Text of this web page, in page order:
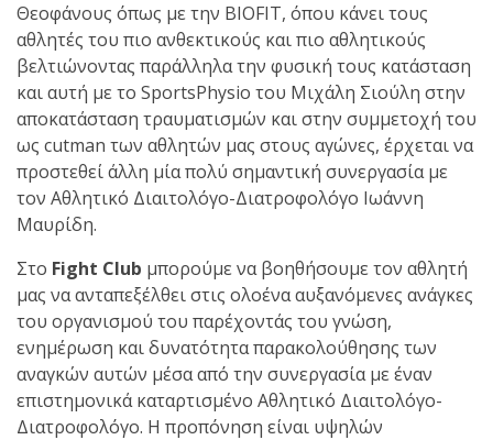
ολοκλήρωσαν με επιτυχία
τις καλοκαιρινές
εξετάσεις έγχρωμων
ζωνών!
Με μεγάλη
επιτυχία
πραγματοποιήθηκε το
κλειστό σεμινάριο
Brazilian Jiu-Jitsu με τον
Grand Master Reyson
Gracie στο Fight Club
Galatsi!
Θεοφάνους όπως με την BIOFIT, όπου κάνει τους
αθλητές του πιο ανθεκτικούς και πιο αθλητικούς
βελτιώνοντας παράλληλα την φυσική τους κατάσταση
και αυτή με το SportsPhysio του Μιχάλη Σιούλη στην
αποκατάσταση τραυματισμών και στην συμμετοχή του
ως cutman των αθλητών μας στους αγώνες, έρχεται να
προστεθεί άλλη μία πολύ σημαντική συνεργασία με
τον Αθλητικό Διαιτολόγο-Διατροφολόγο Ιωάννη
Μαυρίδη.
Στο Fight Club μπορούμε να βοηθήσουμε τον αθλητή
μας να ανταπεξέλθει στις ολοένα αυξανόμενες ανάγκες
του οργανισμού του παρέχοντάς του γνώση,
ενημέρωση και δυνατότητα παρακολούθησης των
αναγκών αυτών μέσα από την συνεργασία με έναν
επιστημονικά καταρτισμένο Αθλητικό Διαιτολόγο-
Διατροφολόγο. Η προπόνηση είναι υψηλών